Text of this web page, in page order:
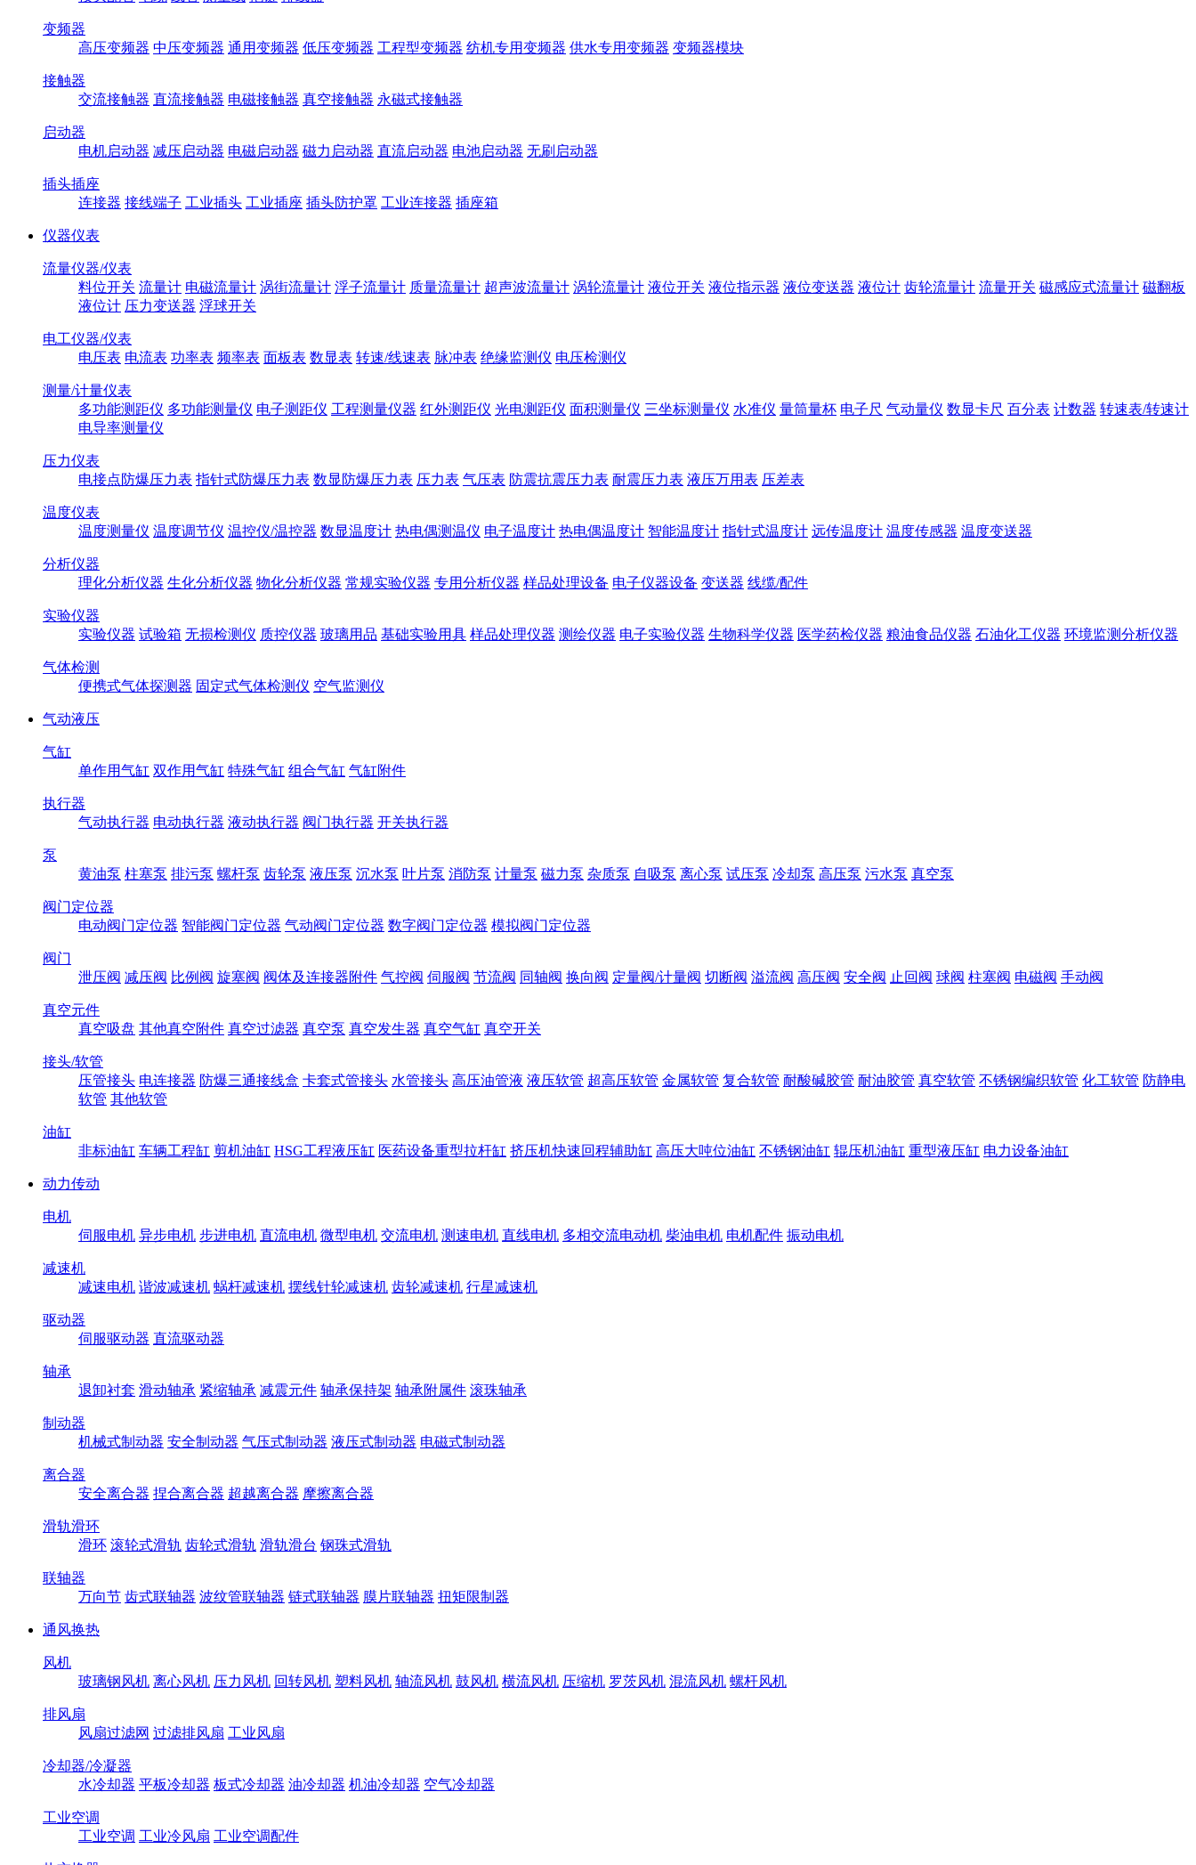
变频器
高压变频器 中压变频器 通用变频器 低压变频器 工程型变频器 纺机专用变频器 供水专用变频器 变频器模块
接触器
交流接触器 直流接触器 电磁接触器 真空接触器 永磁式接触器
启动器
电机启动器 减压启动器 电磁启动器 磁力启动器 直流启动器 电池启动器 无刷启动器
插头插座
连接器 接线端子 工业插头 工业插座 插头防护罩 工业连接器 插座箱
仪器仪表
流量仪器/仪表
料位开关 流量计 电磁流量计 涡街流量计 浮子流量计 质量流量计 超声波流量计 涡轮流量计 液位开关 液位指示器 液位变送器 液位计 齿轮流量计 流量开关 磁感应式流量计 磁翻板
液位计 压力变送器 浮球开关
电工仪器/仪表
电压表 电流表 功率表 频率表 面板表 数显表 转速/线速表 脉冲表 绝缘监测仪 电压检测仪
测量/计量仪表
多功能测距仪 多功能测量仪 电子测距仪 工程测量仪器 红外测距仪 光电测距仪 面积测量仪 三坐标测量仪 水准仪 量筒量杯 电子尺 气动量仪 数显卡尺 百分表 计数器 转速表/转速计
电导率测量仪
压力仪表
电接点防爆压力表 指针式防爆压力表 数显防爆压力表 压力表 气压表 防震抗震压力表 耐震压力表 液压万用表 压差表
温度仪表
温度测量仪 温度调节仪 温控仪/温控器 数显温度计 热电偶测温仪 电子温度计 热电偶温度计 智能温度计 指针式温度计 远传温度计 温度传感器 温度变送器
分析仪器
理化分析仪器 生化分析仪器 物化分析仪器 常规实验仪器 专用分析仪器 样品处理设备 电子仪器设备 变送器 线缆/配件
实验仪器
实验仪器 试验箱 无损检测仪 质控仪器 玻璃用品 基础实验用具 样品处理仪器 测绘仪器 电子实验仪器 生物科学仪器 医学药检仪器 粮油食品仪器 石油化工仪器 环境监测分析仪器
气体检测
便携式气体探测器 固定式气体检测仪 空气监测仪
气动液压
气缸
单作用气缸 双作用气缸 特殊气缸 组合气缸 气缸附件
执行器
气动执行器 电动执行器 液动执行器 阀门执行器 开关执行器
泵
黄油泵 柱塞泵 排污泵 螺杆泵 齿轮泵 液压泵 沉水泵 叶片泵 消防泵 计量泵 磁力泵 杂质泵 自吸泵 离心泵 试压泵 冷却泵 高压泵 污水泵 真空泵
阀门定位器
电动阀门定位器 智能阀门定位器 气动阀门定位器 数字阀门定位器 模拟阀门定位器
阀门
泄压阀 减压阀 比例阀 旋塞阀 阀体及连接器附件 气控阀 伺服阀 节流阀 同轴阀 换向阀 定量阀/计量阀 切断阀 溢流阀 高压阀 安全阀 止回阀 球阀 柱塞阀 电磁阀 手动阀
真空元件
真空吸盘 其他真空附件 真空过滤器 真空泵 真空发生器 真空气缸 真空开关
接头/软管
压管接头 电连接器 防爆三通接线盒 卡套式管接头 水管接头 高压油管液 液压软管 超高压软管 金属软管 复合软管 耐酸碱胶管 耐油胶管 真空软管 不锈钢编织软管 化工软管 防静电
软管 其他软管
油缸
非标油缸 车辆工程缸 剪机油缸 HSG工程液压缸 医药设备重型拉杆缸 挤压机快速回程辅助缸 高压大吨位油缸 不锈钢油缸 辊压机油缸 重型液压缸 电力设备油缸
动力传动
电机
伺服电机 异步电机 步进电机 直流电机 微型电机 交流电机 测速电机 直线电机 多相交流电动机 柴油电机 电机配件 振动电机
减速机
减速电机 谐波减速机 蜗杆减速机 摆线针轮减速机 齿轮减速机 行星减速机
驱动器
伺服驱动器 直流驱动器
轴承
退卸衬套 滑动轴承 紧缩轴承 减震元件 轴承保持架 轴承附属件 滚珠轴承
制动器
机械式制动器 安全制动器 气压式制动器 液压式制动器 电磁式制动器
离合器
安全离合器 捏合离合器 超越离合器 摩擦离合器
滑轨滑环
滑环 滚轮式滑轨 齿轮式滑轨 滑轨滑台 钢珠式滑轨
联轴器
万向节 齿式联轴器 波纹管联轴器 链式联轴器 膜片联轴器 扭矩限制器
通风换热
风机
玻璃钢风机 离心风机 压力风机 回转风机 塑料风机 轴流风机 鼓风机 横流风机 压缩机 罗茨风机 混流风机 螺杆风机
排风扇
风扇过滤网 过滤排风扇 工业风扇
冷却器/冷凝器
水冷却器 平板冷却器 板式冷却器 油冷却器 机油冷却器 空气冷却器
工业空调
工业空调 工业冷风扇 工业空调配件